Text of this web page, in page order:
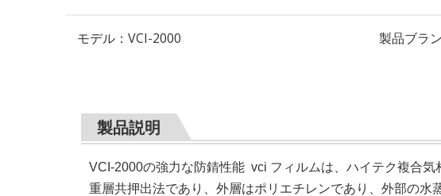
モデル： VCI-2000 製品ブラ
製品説明
VCI-2000の強力な防錆性能 vci フィルムは、ハイテク複合
重層共押出法であり、外層はポリエチレンであり、外部の